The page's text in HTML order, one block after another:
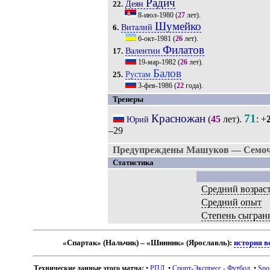
22. Деян Радич
8-июл-1980(27лет).
6. Виталий Шумейко
6-окт-1981 (26лет).
17. Валентин Филатов
19-мар-1982(26лет).
25. Рустам Балов
3-фев-1986(22года).
Тренеры
Юрий Красножан(45лет). 71 : +
–29
Предупреждены Машуков —
Статистика
Средний
Средний опыт
Степень
«Спартак» (Нальчик) – «Шинник» (Ярославль):история
Технические данные этого матча: •РПЛ . •Спорт-Экспресс - Футбол . •